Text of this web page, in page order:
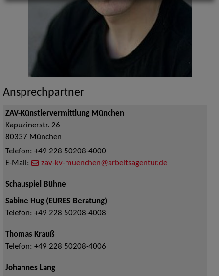
Ansprechpartner
ZAV-Künstlervermittlung München
Kapuzinerstr. 26
80337 München
Telefon: +49 228 50208-4000
E-Mail:
zav-kv-muenchen@arbeitsagentur.de
Schauspiel Bühne
Sabine Hug (EURES-Beratung)
Telefon: +49 228 50208-4008
Thomas Krauß
Telefon: +49 228 50208-4006
Johannes Lang